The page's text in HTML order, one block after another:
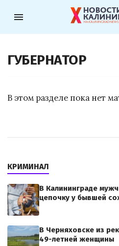
menu
ГУБЕРНАТОР
В этом разделе пока нет
КРИМИНАЛ
В Калининграде
цепочку у бывшей
В Черняховске из
49-летней женщины